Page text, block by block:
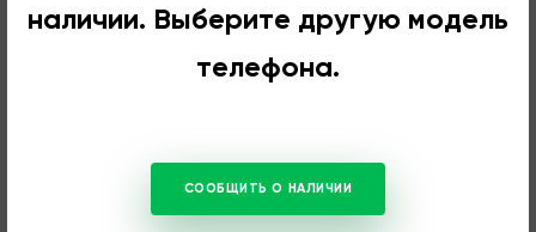
наличии. Выберите другую модель
телефона.
СООБЩИТЬ О НАЛИЧИИ